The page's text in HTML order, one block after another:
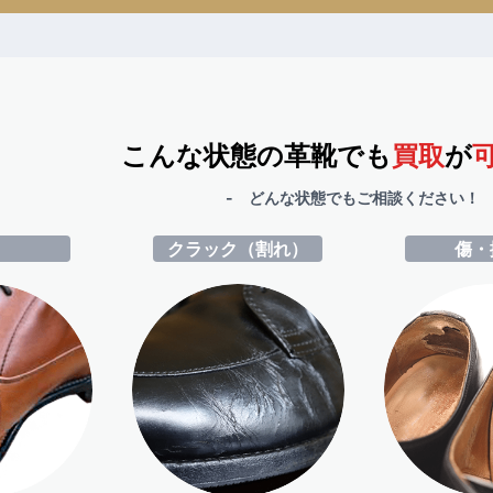
こんな状態の革靴でも買取が
- どんな状態でもご相談ください
クラック（割れ） 傷